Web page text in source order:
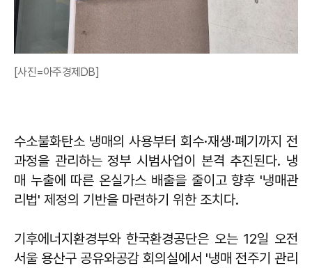
[사진=아주경제DB]
수소불화탄소 냉매의 사용부터 회수·재생·폐기까지 전
과정을 관리하는 정부 시범사업이 본격 추진된다. 냉
매 누출에 따른 온실가스 배출을 줄이고 향후 '냉매관
리법' 제정의 기반을 마련하기 위한 조치다.
기후에너지환경부와 한국환경공단은 오는 12일 오전
서울 용산구 공유와공감 회의실에서 '냉매 전주기 관리